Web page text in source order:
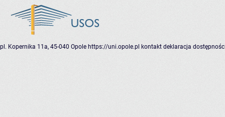
pl. Kopernika 11a, 45-040 Opole https://uni.opole.pl kontakt deklaracja